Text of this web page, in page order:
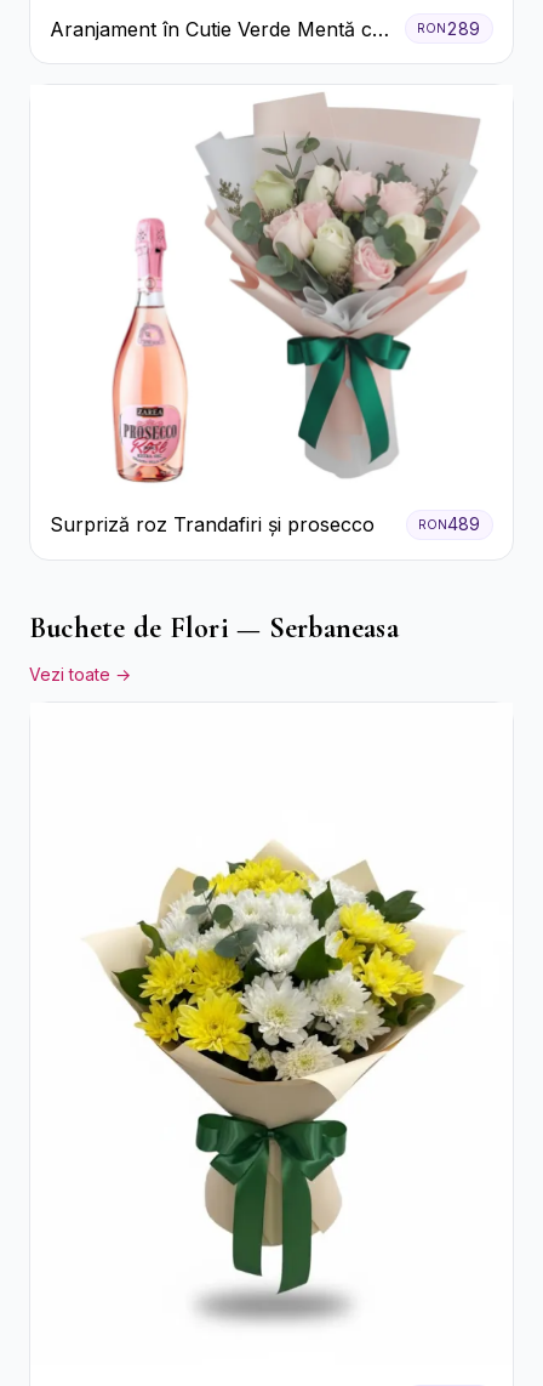
Aranjament în Cutie Verde Mentă cu
Trandafiri și Alstroemeria
RON 289
Surpriză roz Trandafiri și prosecco RON489
Buchete de Flori — Serbaneasa
Vezi toate →